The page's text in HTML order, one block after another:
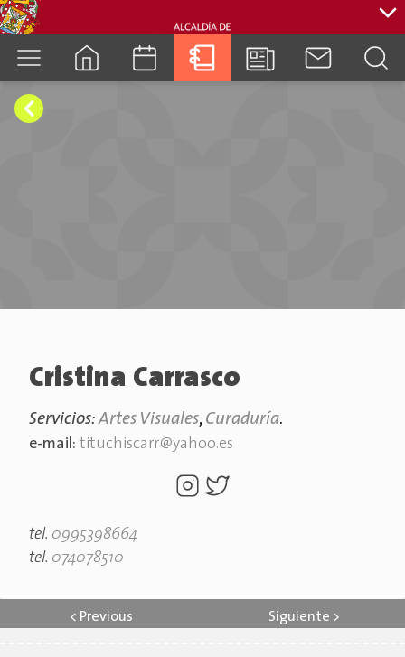
Cristina Carrasco
Servicios:Artes Visuales, Curaduría.
e-mail: tituchiscarr@yahoo.es
tel. 0995398664
tel. 074078510
< Previous Siguiente >